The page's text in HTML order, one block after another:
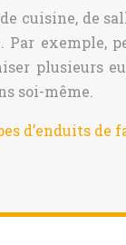
cuisine, de
Par exemple,
plusieurs
soi-même.
d’enduits de